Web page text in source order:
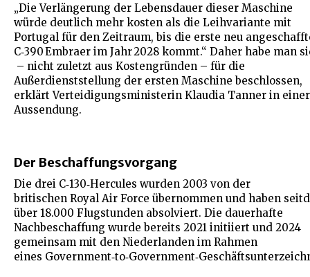
„Die Verlängerung der Lebensdauer dieser Maschine
würde deutlich mehr kosten als die Leihvariante mit
Portugal für den Zeitraum, bis die erste neu
C‑390 Embraer im Jahr 2028 kommt.“ Daher habe man
– nicht zuletzt aus Kostengründen – für die
Außerdienststellung der ersten Maschine beschlossen,
erklärt Verteidigungsministerin Klaudia Tanner in einer
Aussendung.
Der Beschaffungsvorgang
Die drei C‑130‑Hercules wurden 2003 von der
britischen Royal Air Force übernommen und haben
über 18.000 Flugstunden absolviert. Die dauerhafte
Nachbeschaffung wurde bereits 2021 initiiert und 2024
gemeinsam mit den Niederlanden im Rahmen
eines